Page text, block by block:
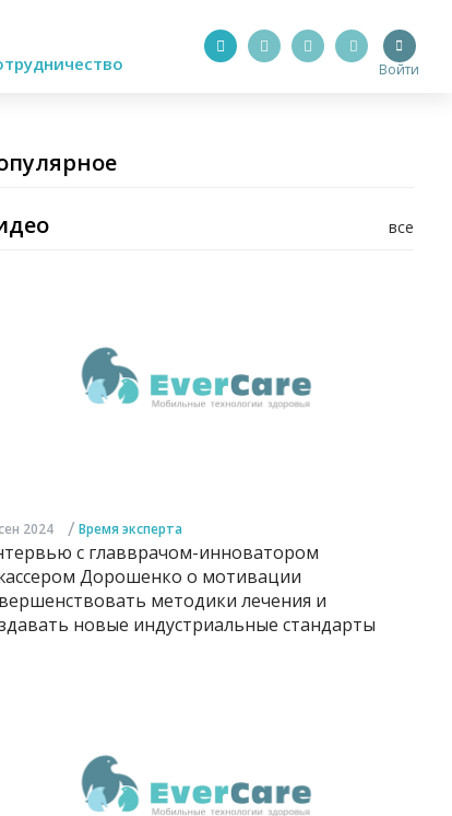
Войти
все
2024 / Время эксперта
с главврачом-инноватором
Дорошенко о мотивации
методики лечения и
новые индустриальные стандарты